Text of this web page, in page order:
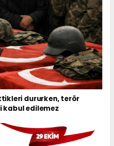
dururken, terör
kabul edilemez